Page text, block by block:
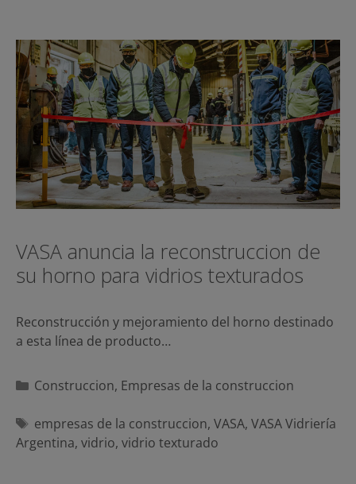
VASA anuncia la reconstruccion de
su horno para vidrios texturados
Reconstrucción y mejoramiento del horno destinado
a esta línea de producto…
Categorías
Construccion, Empresas de la construccion
Etiquetas
empresas de la construccion, VASA, VASA Vidriería
Argentina, vidrio, vidrio texturado